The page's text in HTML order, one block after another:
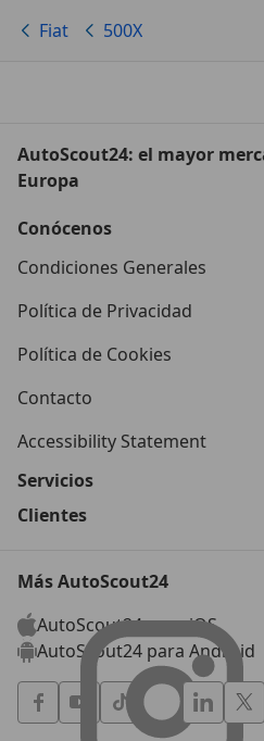
Fiat 500X
AutoScout24: el mayor
Europa
Conócenos
Condiciones Generales
Política de Privacidad
Política de Cookies
Contacto
Accessibility Statement
Servicios
Clientes
Más AutoScout24
AutoScout24 para iOS
AutoScout24 para Android